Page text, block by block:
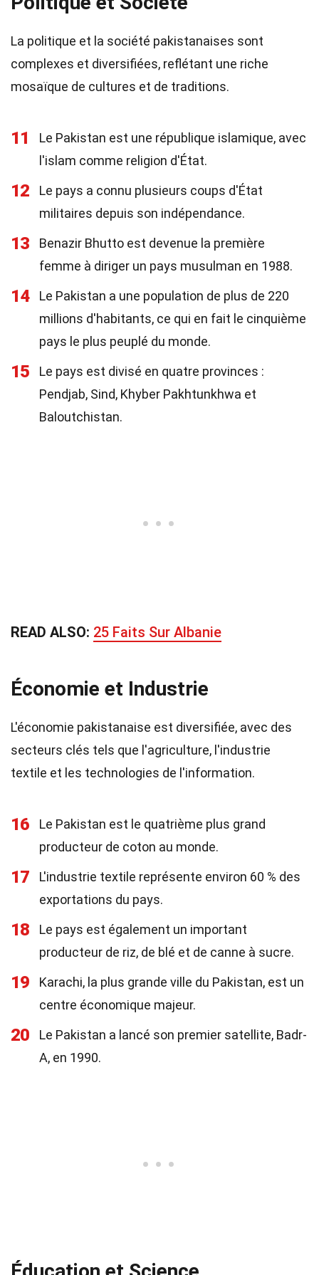
La politique et la société pakistanaises sont
complexes et diversifiées, reflétant une riche
mosaïque de cultures et de traditions.
11
Le Pakistan est une république islamique, avec
l'islam comme religion d'État.
12
Le pays a connu plusieurs coups d'État
militaires depuis son indépendance.
13
Benazir Bhutto est devenue la première
femme à diriger un pays musulman en 1988.
14
Le Pakistan a une population de plus de 220
millions d'habitants, ce qui en fait le cinquième
pays le plus peuplé du monde.
15
Le pays est divisé en quatre provinces :
Pendjab, Sind, Khyber Pakhtunkhwa et
Baloutchistan.
READ ALSO: 25 Faits Sur Albanie
Économie et Industrie
L'économie pakistanaise est diversifiée, avec des
secteurs clés tels que l'agriculture, l'industrie
textile et les technologies de l'information.
16
Le Pakistan est le quatrième plus grand
producteur de coton au monde.
17
L'industrie textile représente environ 60 % des
exportations du pays.
18
Le pays est également un important
producteur de riz, de blé et de canne à sucre.
19
Karachi, la plus grande ville du Pakistan, est un
centre économique majeur.
20
Le Pakistan a lancé son premier satellite, Badr-
A, en 1990.